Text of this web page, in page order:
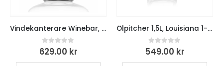
Vindekanterare Winebar, 1 L
0out of 5
629.00 kr
Ölpitcher 1,5L, Louisiana 1-pack
0 out of 5
549.00 kr